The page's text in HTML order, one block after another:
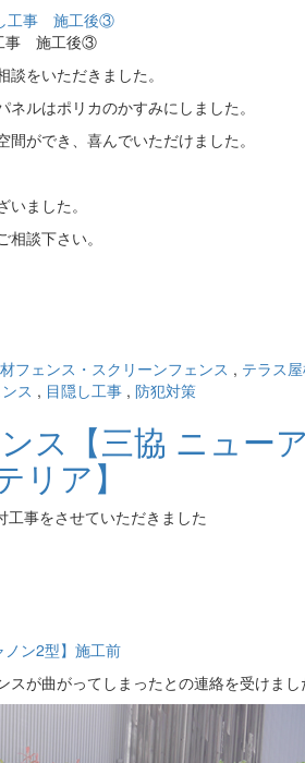
事 施工後③
をいただきました。
ルはポリカのかすみにしました。
ができ、喜んでいただけました。
ました。
談下さい。
フェンス・スクリーンフェンス , テラス
ス , 目隠し工事 , 防犯対策
ス【三協 ニュー
ア】
事をさせていただきました
が曲がってしまったとの連絡を受けまし